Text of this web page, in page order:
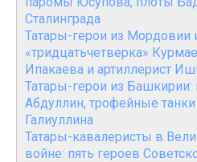
Сталинграда
Татары-герои из Мордовии
«тридцатьчетверка»
Ипакаева и артиллерист
Татары-герои из Башкирии:
Абдуллин, трофейные танки
Галиуллина
Татары-кавалеристы в
войне: пять героев